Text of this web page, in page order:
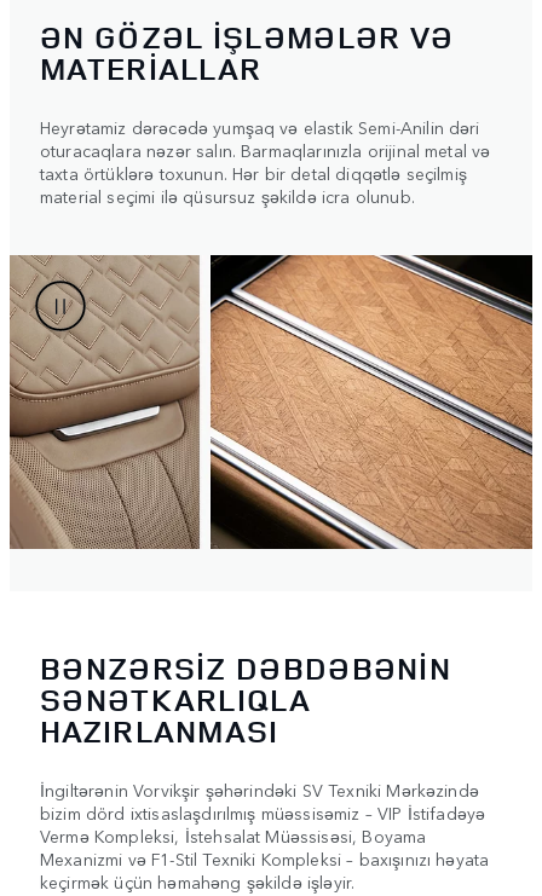
ƏN GÖZƏL İŞLƏMƏLƏR VƏ
MATERİALLAR
Heyrətamiz dərəcədə yumşaq və elastik Semi-Anilin dəri
oturacaqlara nəzər salın. Barmaqlarınızla orijinal metal və
taxta örtüklərə toxunun. Hər bir detal diqqətlə seçilmiş
material seçimi ilə qüsursuz şəkildə icra olunub.
BƏNZƏRSİZ DƏBDƏBƏNİN
SƏNƏTKARLIQLA
HAZIRLANMASI
İngiltərənin Vorvikşir şəhərindəki SV Texniki Mərkəzində
bizim dörd ixtisaslaşdırılmış müəssisəmiz – VIP İstifadəyə
Vermə Kompleksi, İstehsalat Müəssisəsi, Boyama
Mexanizmi və F1-Stil Texniki Kompleksi – baxışınızı həyata
keçirmək üçün həmahəng şəkildə işləyir.